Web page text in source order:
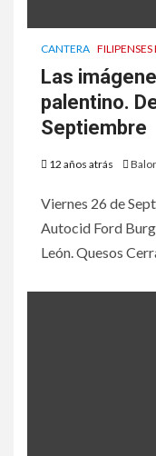
CANTERA
Las
palentino.
Septiembre
12 años atrás
Viernes 26 de
Autocid Ford
León. Quesos